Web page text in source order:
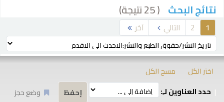
نتائج البحث ( 25 نتيجة)
1
2 التالي آخر
ترتيب بواسطة:
اختر الكل
مسح الكل
حدد العناوين لـِ:
وضع حجز